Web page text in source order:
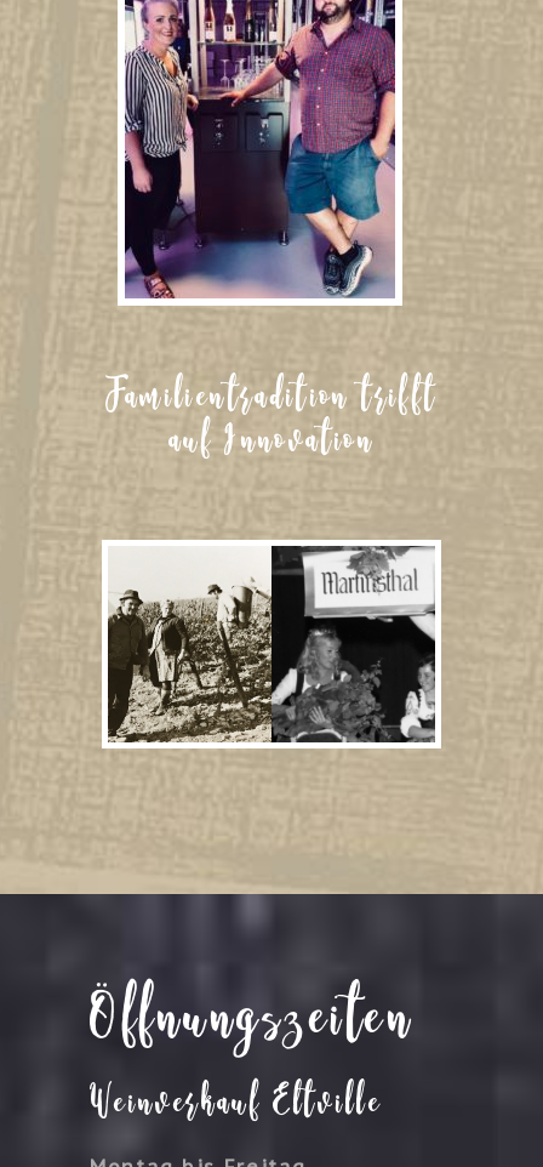
Familientradition trifft
auf Innovation
Öffnungszeiten
Weinverkauf Eltville